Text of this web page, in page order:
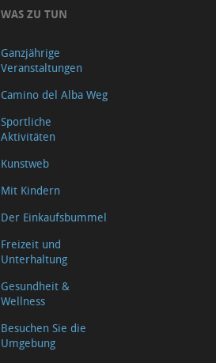
WAS ZU TUN
Ganzjährige
Veranstaltungen
Camino del Alba Weg
Sportliche
Aktivitäten
Kunstweb
Mit Kindern
Der Einkaufsbummel
Freizeit und
Unterhaltung
Gesundheit &
Wellness
Besuchen Sie die
Umgebung